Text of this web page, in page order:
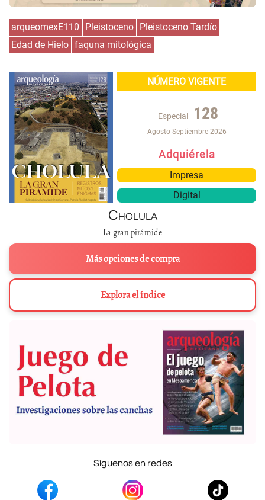
arqueomexE110 Pleistoceno Pleistoceno Tardío
Edad de Hielo faquna mitológica
NÚMERO VIGENTE
Especial 128
Agosto-Septiembre 2026
Adquiérela
Impresa
Digital
Cholula
La gran pirámide
Más opciones de compra
Explora el índice
Síguenos en redes